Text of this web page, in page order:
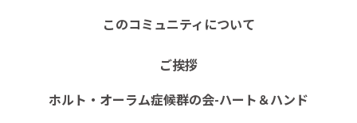
このコミュニティについて
ご挨拶
ホルト・オーラム症候群の会-ハート＆ハンド